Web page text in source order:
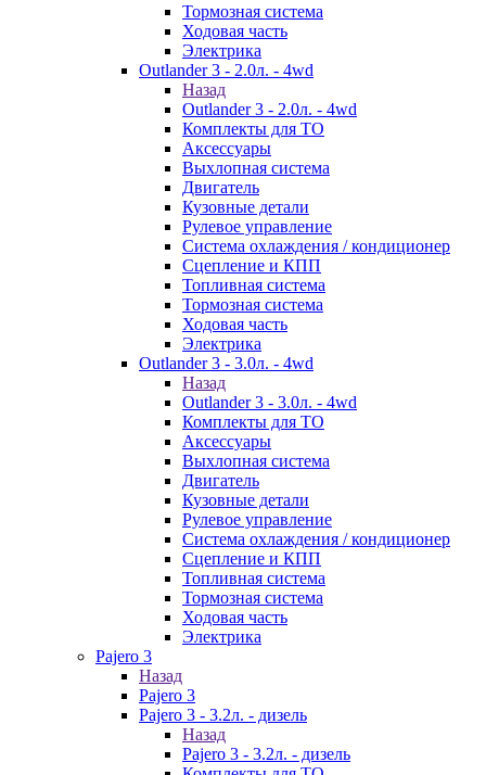
Тормозная система
Ходовая часть
Электрика
Outlander 3 - 2.0л. - 4wd
Назад
Outlander 3 - 2.0л. - 4wd
Комплекты для ТО
Аксессуары
Выхлопная система
Двигатель
Кузовные детали
Рулевое управление
Система охлаждения / кондиционер
Сцепление и КПП
Топливная система
Тормозная система
Ходовая часть
Электрика
Outlander 3 - 3.0л. - 4wd
Назад
Outlander 3 - 3.0л. - 4wd
Комплекты для ТО
Аксессуары
Выхлопная система
Двигатель
Кузовные детали
Рулевое управление
Система охлаждения / кондиционер
Сцепление и КПП
Топливная система
Тормозная система
Ходовая часть
Электрика
Pajero 3
Назад
Pajero 3
Pajero 3 - 3.2л. - дизель
Назад
Pajero 3 - 3.2л. - дизель